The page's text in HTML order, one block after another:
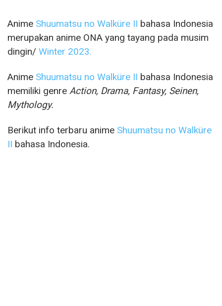
Anime Shuumatsu no Walküre II bahasa Indonesia
merupakan anime ONA yang tayang pada musim
dingin/ Winter 2023.
Anime Shuumatsu no Walküre II bahasa Indonesia
memiliki genre Action, Drama, Fantasy, Seinen,
Mythology.
Berikut info terbaru anime Shuumatsu no Walküre
II bahasa Indonesia.